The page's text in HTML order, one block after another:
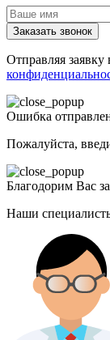
Заказать звонок
Отправляя заявку
Ошибка
Пожалуйста,
Благодорим Вас
Наши